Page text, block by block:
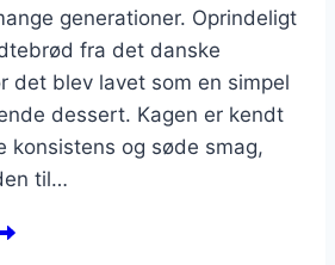
generationer. Oprindeligt
fra det danske
det blev lavet som en simpel
dessert. Kagen er kendt
konsistens og søde smag,
til…